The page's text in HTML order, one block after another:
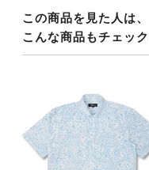
この商品を見た人は、
こんな商品もチェック